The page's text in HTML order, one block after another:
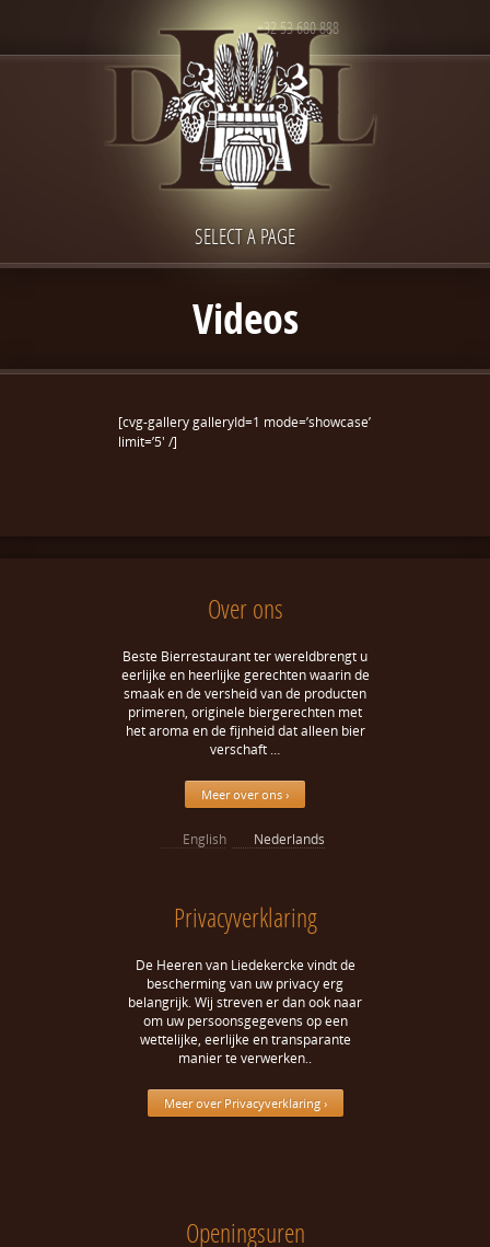
+32 53 680 888
SELECT A PAGE
Videos
[cvg-gallery galleryId=1 mode=’showcase’
limit=’5′ /]
Over ons
Beste Bierrestaurant ter wereldbrengt u
eerlijke en heerlijke gerechten waarin de
smaak en de versheid van de producten
primeren, originele biergerechten met
het aroma en de fijnheid dat alleen bier
verschaft …
Meer over ons ›
English Nederlands
Privacyverklaring
De Heeren van Liedekercke vindt de
bescherming van uw privacy erg
belangrijk. Wij streven er dan ook naar
om uw persoonsgegevens op een
wettelijke, eerlijke en transparante
manier te verwerken..
Meer over Privacyverklaring ›
Openingsuren